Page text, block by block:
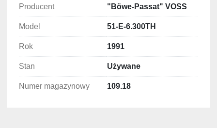
Wymiary komory roboczej (wewnętrzne)
Długość: 900 mm
Szerokość: 800 mm
Głębokość: 680 mm
Pojemność robocza ok. 300 litrów.
Dane techniczne
Typ urządzenia: 51-E-6.300TH
Producent "Böwe-Passat" VOSS
Model 51-E-6.300TH
Rok 1991
Stan Używane
Numer magazynowy 109.18